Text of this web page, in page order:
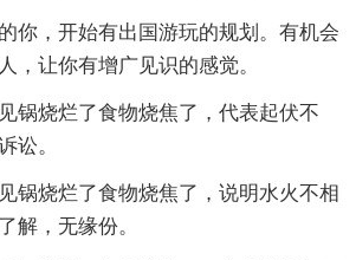
你，开始有出国游玩的规划。有机会
，让你有增广见识的感觉。
锅烧烂了食物烧焦了，代表起伏不
讼。
锅烧烂了食物烧焦了，说明水火不相
解，无缘份。